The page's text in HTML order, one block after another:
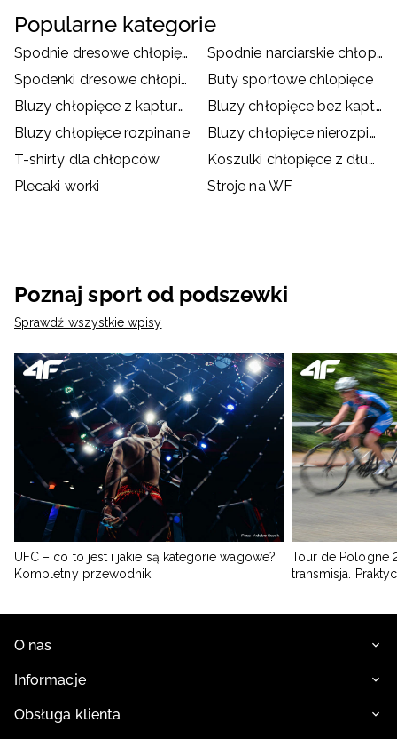
Popularne kategorie
Spodnie dresowe chłopięce
Spodnie narciarskie chłopięce
Spodenki dresowe chłopięce
Buty sportowe chlopięce
Bluzy chłopięce z kapturem
Bluzy chłopięce bez kaptura
Bluzy chłopięce rozpinane
Bluzy chłopięce nierozpinane
T-shirty dla chłopców
Koszulki chłopięce z długim rękawem
Plecaki worki
Stroje na WF
Poznaj sport od podszewki
Sprawdź wszystkie wpisy
UFC – co to jest i jakie są kategorie wagowe?
Kompletny przewodnik
Tour de Pologne
transmisja.
O nas
Informacje
Obsługa klienta